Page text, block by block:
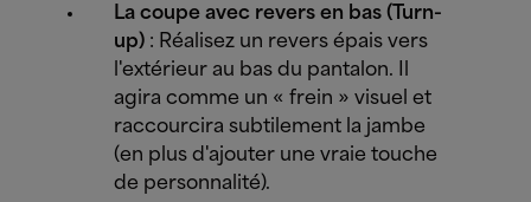
La coupe avec revers en bas (Turn-
up) : Réalisez un revers épais vers
l'extérieur au bas du pantalon. Il
agira comme un « frein » visuel et
raccourcira subtilement la jambe
(en plus d'ajouter une vraie touche
de personnalité).